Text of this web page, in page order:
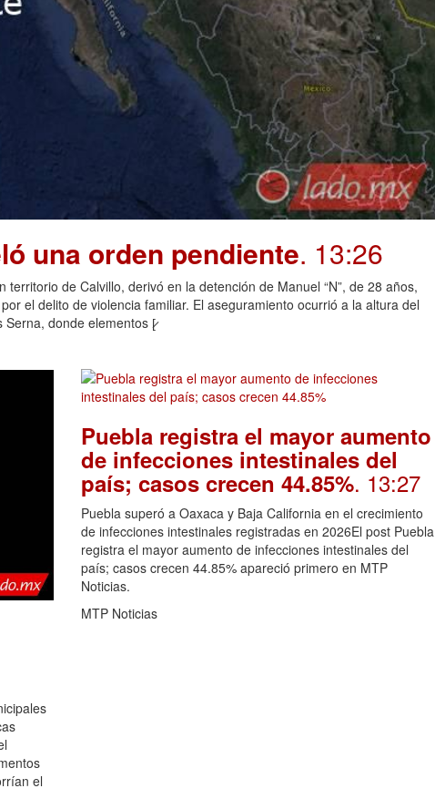
una orden pendiente. 13:26
de Calvillo, derivó en la detención de Manuel “N”, de 28 años,
el delito de violencia familiar. El aseguramiento ocurrió a la altura del
Serna, donde elementos [̷
el
Puebla registra el mayor aumento
de infecciones intestinales del
país; casos crecen 44.85%. 13:27
Puebla superó a Oaxaca y Baja California en el crecimiento
de infecciones intestinales registradas en 2026El post Puebla
registra el mayor aumento de infecciones intestinales del
país; casos crecen 44.85% apareció primero en MTP
Noticias.
MTP Noticias